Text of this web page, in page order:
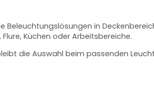
in
Küchen oder Arbeitsbereiche.
die Auswahl beim passenden